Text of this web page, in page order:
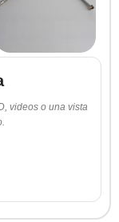
videos o una vista